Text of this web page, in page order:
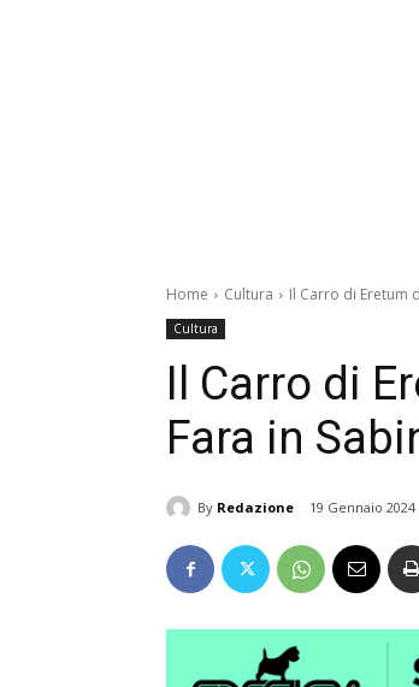
Home Cultura Il Carro di Eretum
Cultura
Il Carro di
Fara in
By Redazione 19 Gennaio 2024